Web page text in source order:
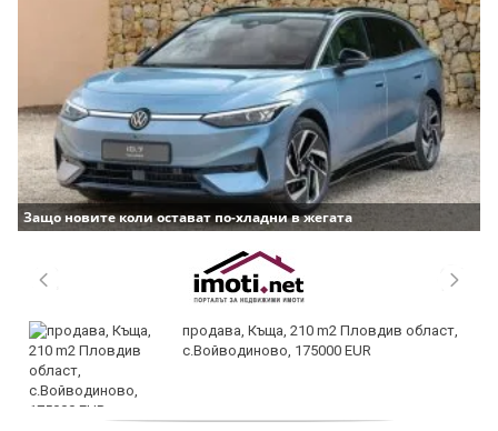
Защо новите коли остават по-хладни в жегата
продава, Къща, 210 m2 Пловдив област,
с.Войводиново, 175000 EUR